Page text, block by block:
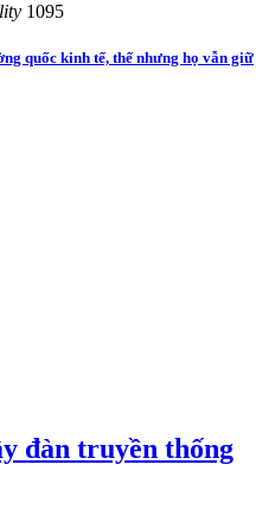
1095
quốc kinh tế, thế nhưng họ vẫn giữ
đàn truyền thống